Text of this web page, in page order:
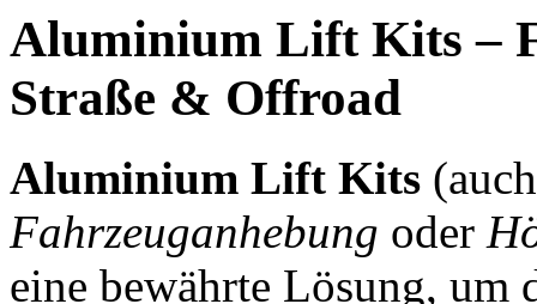
Aluminium Lift Kits –
Straße & Offroad
Aluminium Lift Kits
Fahrzeuganhebung oder
eine bewährte Lösung, um